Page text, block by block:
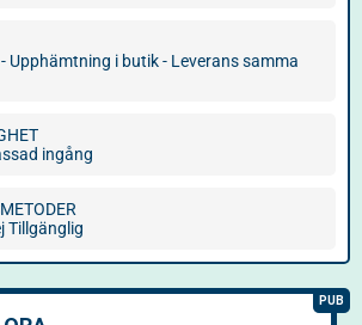
Upphämtning i butik - Leverans samma
ingång
Tillgänglig